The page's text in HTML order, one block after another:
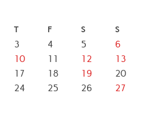
T F S S
3 4 5
6
10 11 12
13
17 18 19
20
24 25 26
27